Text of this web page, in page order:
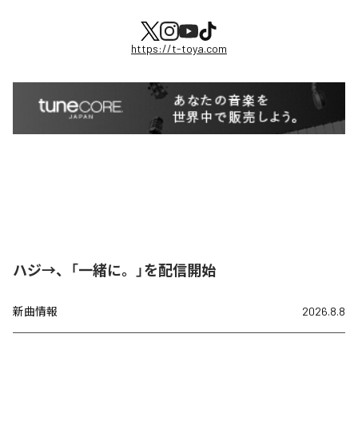
https://t-toya.com
ハジ→、「一緒に。」を配信開始
新曲情報 2026.8.8